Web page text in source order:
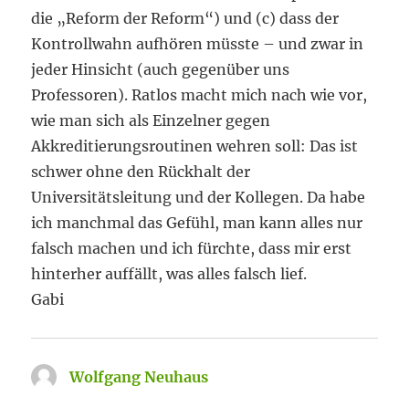
die „Reform der Reform“) und (c) dass der
Kontrollwahn aufhören müsste – und zwar in
jeder Hinsicht (auch gegenüber uns
Professoren). Ratlos macht mich nach wie vor,
wie man sich als Einzelner gegen
Akkreditierungsroutinen wehren soll: Das ist
schwer ohne den Rückhalt der
Universitätsleitung und der Kollegen. Da habe
ich manchmal das Gefühl, man kann alles nur
falsch machen und ich fürchte, dass mir erst
hinterher auffällt, was alles falsch lief.
Gabi
Wolfgang Neuhaus